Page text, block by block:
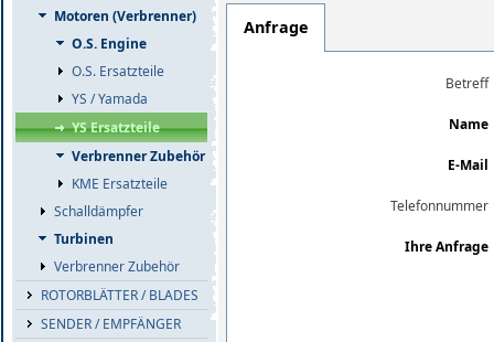
Motoren (Verbrenner)
O.S. Engine
O.S. Ersatzteile
YS / Yamada
YS Ersatzteile
Verbrenner Zubehör
KME Ersatzteile
Schalldämpfer
Turbinen
Verbrenner Zubehör
ROTORBLÄTTER / BLADES
SENDER / EMPFÄNGER
Anfrage
Betreff
Name
E-Mail
Telefonnummer
Ihre Anfrage